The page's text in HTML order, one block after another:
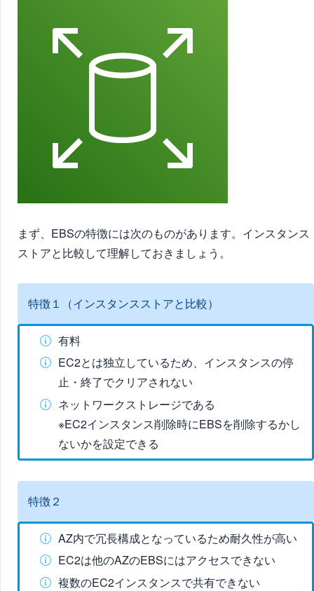
まず、EBSの特徴には次のものがあります。インスタンス
ストアと比較して理解しておきましょう。
特徴１（インスタンスストアと比較）
有料
EC2とは独立しているため、インスタンスの停
止・終了でクリアされない
ネットワークストレージである
※EC2インスタンス削除時にEBSを削除するかし
ないかを設定できる
特徴２
AZ内で冗長構成となっているため耐久性が高い
EC2は他のAZのEBSにはアクセスできない
複数のEC2インスタンスで共有できない